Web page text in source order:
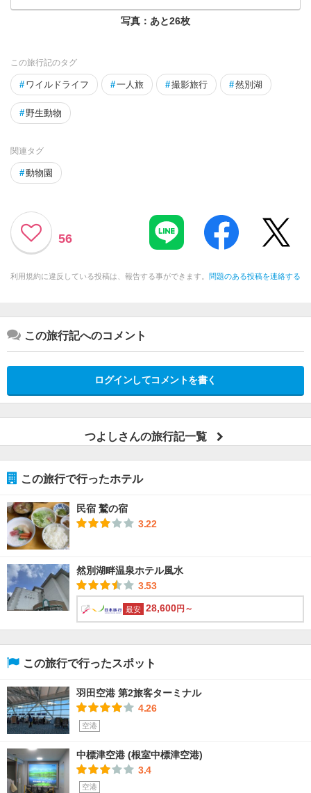
写真：あと26枚
この旅行記のタグ
# ワイルドライフ #一人旅 #撮影旅行 #然別湖
#野生動物
関連タグ
#動物園
56
利用規約に違反している投稿は、報告する事ができます。 問題のある投稿を連絡する
この旅行記へのコメント
ログインしてコメントを書く
つよしさんの旅行記一覧
この旅行で行ったホテル
民宿 鷲の宿
3.22
然別湖畔温泉ホテル風水
3.53
最安 28,600円～
この旅行で行ったスポット
羽田空港 第2旅客ターミナル
4.26
空港
中標津空港 (根室中標津空港)
3.4
空港